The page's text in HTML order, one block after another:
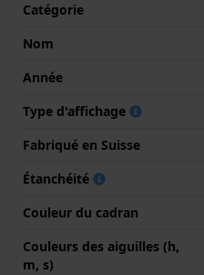
Catégorie
Nom
Année
Type d'affichage
Fabriqué en Suisse
Étanchéité
Couleur du cadran
Couleurs des aiguilles (h,
m, s)